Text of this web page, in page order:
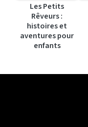
Les Petits
Rêveurs :
histoires et
aventures pour
enfants